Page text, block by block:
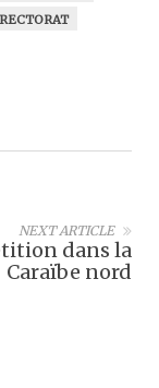
RECTORAT
NEXT ARTICLE
dans la
Caraïbe nord